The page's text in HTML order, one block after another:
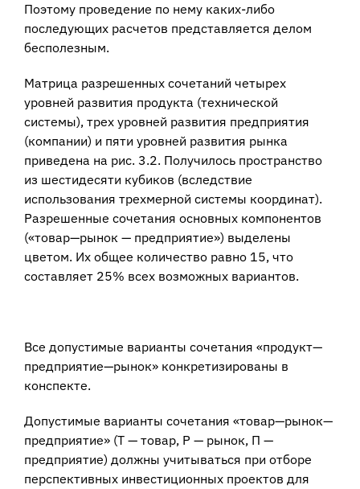
Поэтому проведение по нему каких-либо
последующих расчетов представляется делом
бесполезным.
Матрица разрешенных сочетаний четырех
уровней развития продукта (техни­ческой
системы), трех уровней развития предприятия
(компании) и пяти уров­ней развития рынка
приведена на рис. 3.2. Получилось пространство
из шести­десяти кубиков (вследствие
использования трехмерной системы координат).
Разрешенные сочетания основных компонентов
(«товар—рынок — предприятие») выделены
цветом. Их общее количество равно 15, что
составляет 25% всех возможных вариантов.
Все допустимые варианты сочетания «продукт—
предприятие—рынок» конкре­тизированы в
конспекте.
Допустимые варианты сочетания «товар—рынок—
предприятие» (Т — товар, Р — рынок, П —
предприятие) должны учитываться при отборе
перспективных инвестиционных проектов для